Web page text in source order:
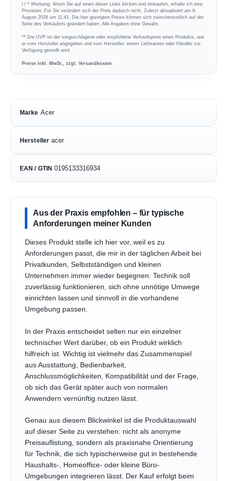
ℹ︎ / * Werbung: Wenn Sie auf einen dieser Links klicken und einkaufen, erhalte ich eine
Provision. Für Sie verändert sich der Preis dadurch nicht. Zuletzt aktualisiert am 6.
August 2026 um 11:41. Die hier gezeigten Preise können sich zwischenzeitlich auf der
Seite des Verkäufers geändert haben. Alle Angaben ohne Gewähr.
** Die UVP ist der vorgeschlagene oder empfohlene Verkaufspreis eines Produkts, wie
er vom Hersteller angegeben und vom Hersteller, einem Lieferanten oder Händler zur
Verfügung gestellt wird.
Preise inkl. MwSt., zzgl. Versandkosten
Marke Acer
Hersteller acer
EAN / GTIN 0195133316934
Aus der Praxis empfohlen – für typische
Anforderungen meiner Kunden
Dieses Produkt stelle ich hier vor, weil es zu
Anforderungen passt, die mir in der täglichen Arbeit bei
Privatkunden, Selbstständigen und kleinen
Unternehmen immer wieder begegnen: Technik soll
zuverlässig funktionieren, sich ohne unnötige Umwege
einrichten lassen und sinnvoll in die vorhandene
Umgebung passen.
In der Praxis entscheidet selten nur ein einzelner
technischer Wert darüber, ob ein Produkt wirklich
hilfreich ist. Wichtig ist vielmehr das Zusammenspiel
aus Ausstattung, Bedienbarkeit,
Anschlussmöglichkeiten, Kompatibilität und der Frage,
ob sich das Gerät später auch von normalen
Anwendern vernünftig nutzen lässt.
Genau aus diesem Blickwinkel ist die Produktauswahl
auf dieser Seite zu verstehen: nicht als anonyme
Preisauflistung, sondern als praxisnahe Orientierung
für Technik, die sich typischerweise gut in bestehende
Haushalts-, Homeoffice- oder kleine Büro-
Umgebungen integrieren lässt. Der Kauf erfolgt beim